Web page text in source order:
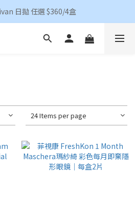
500(澳門HKD 600)順豐包郵
日拋 任選 $360/4盒
500(澳門HKD 600)順豐包郵
24 Items per page